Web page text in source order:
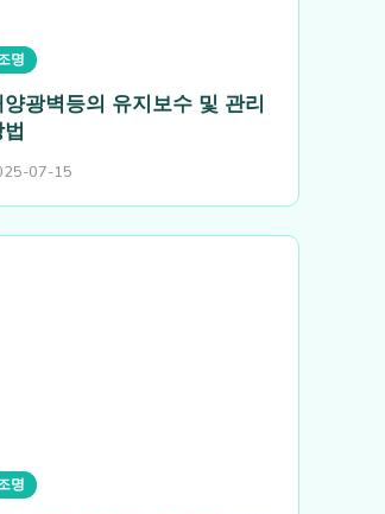
명
광벽등의 유지보수 및 관리
07-15
명